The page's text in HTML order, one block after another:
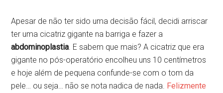
Apesar de não ter sido uma decisão fácil, decidi arriscar
ter uma cicatriz gigante na barriga e fazer a
abdominoplastia . E sabem que mais? A cicatriz que era
gigante no pós-operatório encolheu uns 10 centímetros
e hoje além de pequena confunde-se com o tom da
pele… ou seja… não se nota nadica de nada. Felizmente